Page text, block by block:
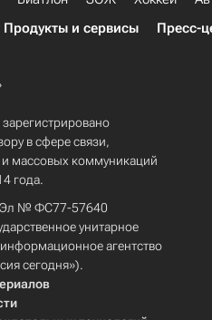
Продукты и сервисы Пресс-
в сфере связи,
массовых коммуникаций
года.
Эл № ФС77-57640
унитарное
агентство
сегодня»).